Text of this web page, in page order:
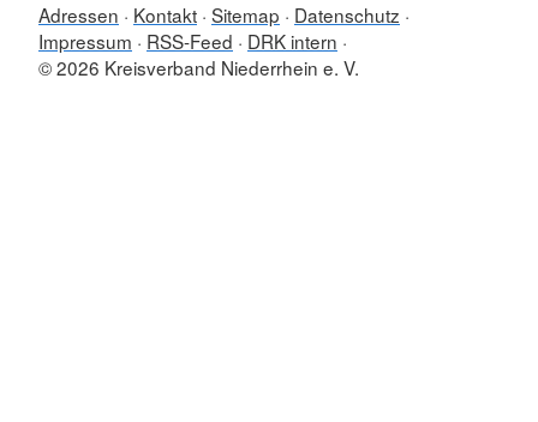
Adressen Kontakt Sitemap
Datenschutz
Impressum
RSS-Feed
DRK intern
© 2026 Kreisverband Niederrhein e. V.